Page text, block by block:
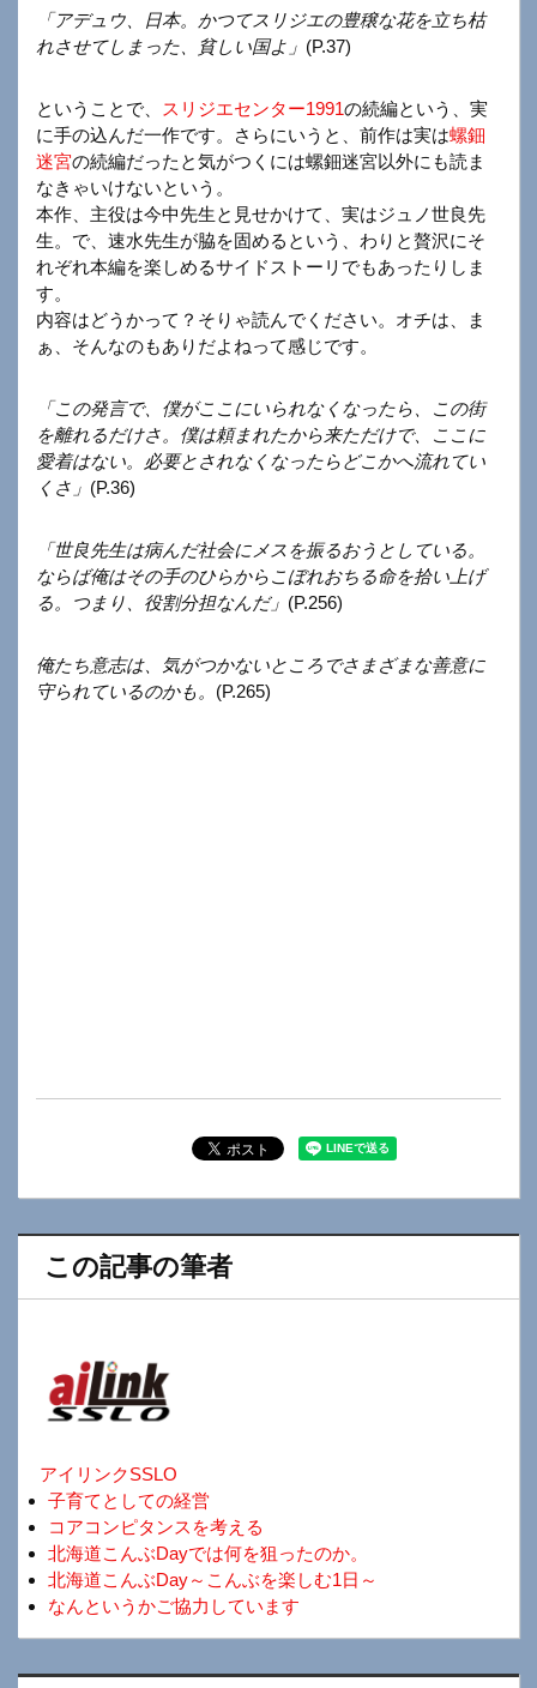
「アデュウ、日本。かつてスリジエの豊穣な花を立ち枯
れさせてしまった、貧しい国よ」 (P.37)
ということで、 スリジエセンター1991の続編という、実
に手の込んだ一作です。さらにいうと、前作は実は螺鈿
迷宮の続編だったと気がつくには螺鈿迷宮以外にも読ま
なきゃいけないという。
本作、主役は今中先生と見せかけて、実はジュノ世良先
生。で、速水先生が脇を固めるという、わりと贅沢にそ
れぞれ本編を楽しめるサイドストーリでもあったりしま
す。
内容はどうかって？そりゃ読んでください。オチは、ま
ぁ、そんなのもありだよねって感じです。
「この発言で、僕がここにいられなくなったら、この街
を離れるだけさ。僕は頼まれたから来ただけで、ここに
愛着はない。必要とされなくなったらどこかへ流れてい
くさ」 (P.36)
「世良先生は病んだ社会にメスを振るおうとしている。
ならば俺はその手のひらからこぼれおちる命を拾い上げ
る。つまり、役割分担なんだ」 (P.256)
俺たち意志は、気がつかないところでさまざまな善意に
守られているのかも。 (P.265)
この記事の筆者
アイリンクSSLO
子育てとしての経営
コアコンピタンスを考える
北海道こんぶDayでは何を狙ったのか。
北海道こんぶDay～こんぶを楽しむ1日～
なんというかご協力しています